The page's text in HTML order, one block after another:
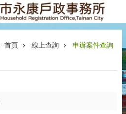
首頁 線上查詢 申辦案件查詢